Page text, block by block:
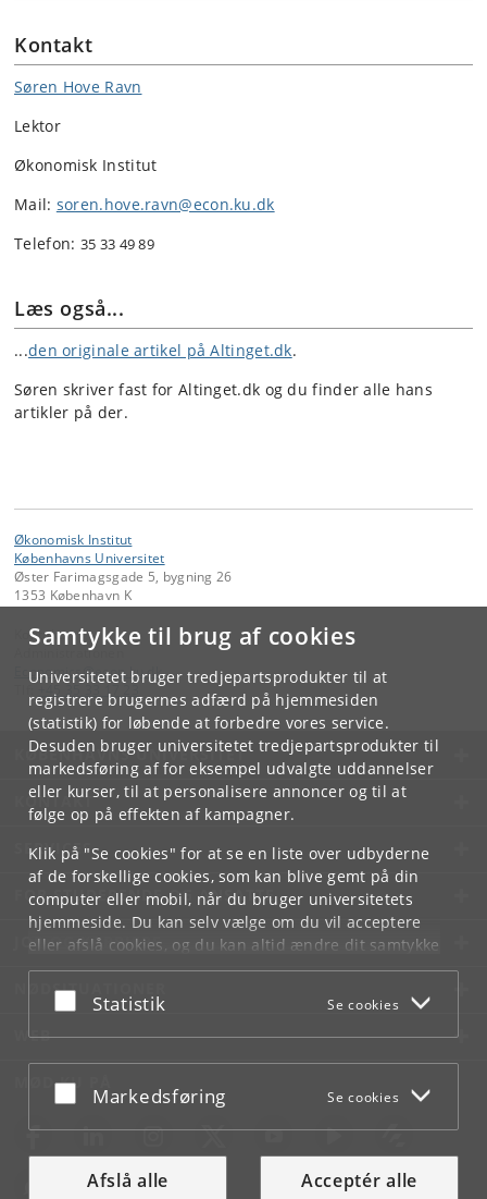
Samtykke til brug af cookies
Universitetet bruger tredjepartsprodukter til at
registrere brugernes adfærd på hjemmesiden
(statistik) for løbende at forbedre vores service.
Desuden bruger universitetet tredjepartsprodukter til
markedsføring af for eksempel udvalgte uddannelser
eller kurser, til at personalisere annoncer og til at
følge op på effekten af kampagner.
Klik på "Se cookies" for at se en liste over udbyderne
af de forskellige cookies, som kan blive gemt på din
computer eller mobil, når du bruger universitetets
hjemmeside. Du kan selv vælge om du vil acceptere
eller afslå cookies, og du kan altid ændre dit samtykke
underCookie- og privatlivspolitiksom du finder i
bunden af hver side.
Acceptér eller afslå
Statistik Se cookies
Acceptér eller afslå
Markedsføring Se cookies
Afslå alle Acceptér alle
Kontakt
Søren Hove Ravn
Lektor
Økonomisk Institut
Mail: soren.hove.ravn@econ.ku.dk
Telefon: 35 33 49 89
Læs også...
...den originale artikel på Altinget.dk.
Søren skriver fast for Altinget.dk og du finder alle hans
artikler på der.
Økonomisk Institut
Københavns Universitet
Øster Farimagsgade 5, bygning 26
1353 København K
Kontakt:
Administrationen
Economics@econ. ku.dk
KØBENHAVNS UNIVERSITET
KONTAKT
SERVICES
FOR STUDERENDE OG ANSATTE
JOB OG KARRIERE
NØDSITUATIONER
WEB
MØD KU PÅ